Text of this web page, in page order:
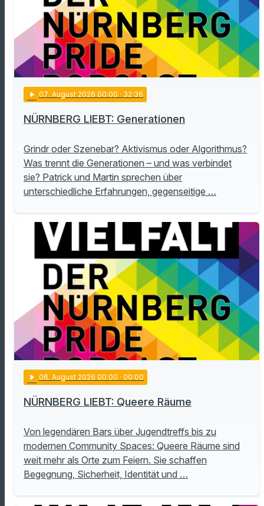
play_arrow 07. August 2026 00:00 · 32:36
NÜRNBERG LIEBT: Generationen
Grindr oder Szenebar? Aktivismus oder Algorithmus?
Was trennt die Generationen – und was verbindet
sie? Patrick und Martin sprechen über
unterschiedliche Erfahrungen, gegenseitige …
play_arrow 06. August 2026 00:00 · 00:00
NÜRNBERG LIEBT: Queere Räume
Von legendären Bars über Jugendtreffs bis zu
modernen Community Spaces: Queere Räume sind
weit mehr als Orte zum Feiern. Sie schaffen
Begegnung, Sicherheit, Identität und …